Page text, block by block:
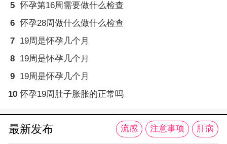
5 怀孕第16周需要做什么检查
6 怀孕28周做什么做什么检查
7 19周是怀孕几个月
8 19周是怀孕几个月
9 19周是怀孕几个月
10 怀孕19周肚子胀胀的正常吗
最新发布 流感 注意事项 肝病